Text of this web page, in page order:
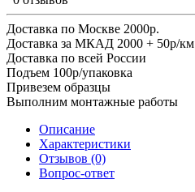
Доставка по Москве 2000р.
Доставка за МКАД 2000 + 50р/км
Доставка по всей России
Подъем 100р/упаковка
Привезем образцы
Выполним монтажные работы
Описание
Характеристики
Отзывов (0)
Вопрос-ответ